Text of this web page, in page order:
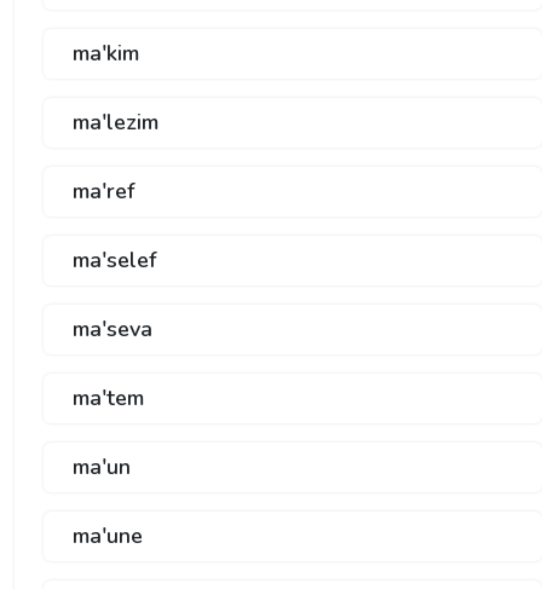
ma'kim
ma'lezim
ma'ref
ma'selef
ma'seva
ma'tem
ma'un
ma'une